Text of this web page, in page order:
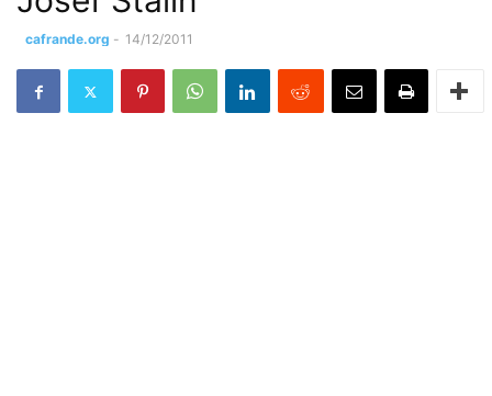
cafrande.org - 14/12/2011